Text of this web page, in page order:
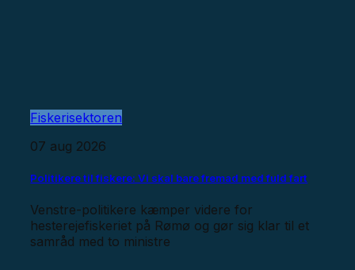
Fiskerisektoren
07 aug 2026
Politikere til fiskere: Vi skal bare fremad med fuld fart
Venstre-politikere kæmper videre for
hesterejefiskeriet på Rømø og gør sig klar til et
samråd med to ministre